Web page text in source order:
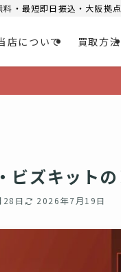
・最短即日振込・大阪拠
店について 買取方法
ビズキット
28日 2026年7月19日